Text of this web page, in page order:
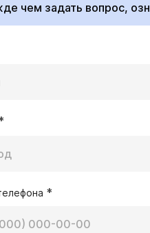
чем задать вопрос,
*